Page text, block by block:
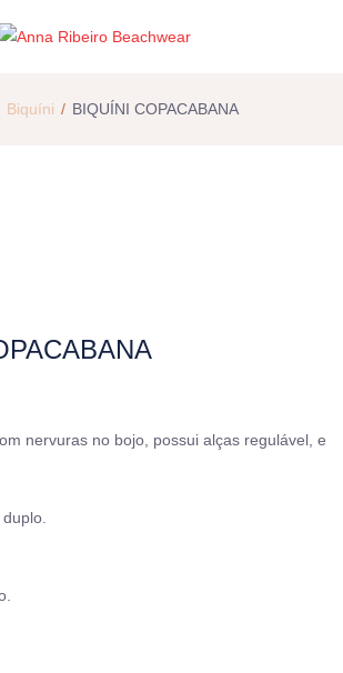
Biquíni BIQUÍNI COPACABANA
nervuras no bojo, possui alças regulável, e